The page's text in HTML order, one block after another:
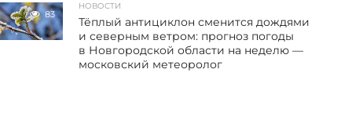
83
НОВОСТИ
Тёплый антициклон сменится дождями
и северным ветром: прогноз погоды
в Новгородской области на неделю —
московский метеоролог